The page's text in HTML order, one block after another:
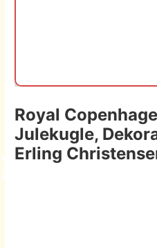
Royal
Julekugle,
Erling